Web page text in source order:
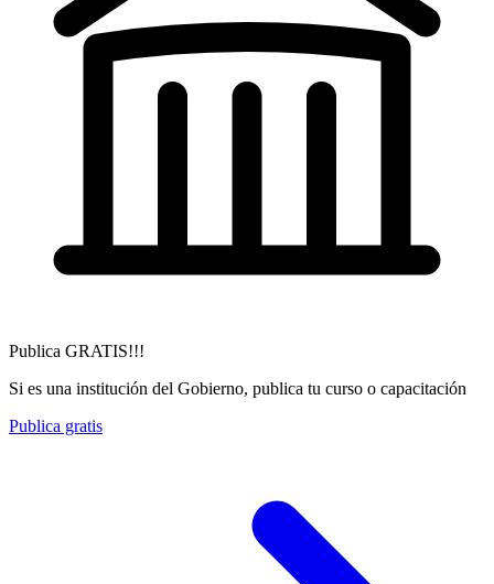
Publica GRATIS!!!
Si es una institución del Gobierno, publica tu curso o capacitación
Publica gratis